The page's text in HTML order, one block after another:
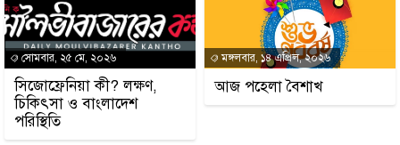
সোমবার, ২৫ মে, ২০২৬
সিজোফ্রেনিয়া কী? লক্ষণ,
চিকিৎসা ও বাংলাদেশ
পরিস্থিতি
মঙ্গলবার, ১৪ এপ্রিল, ২০২৬
আজ পহেলা বৈশাখ